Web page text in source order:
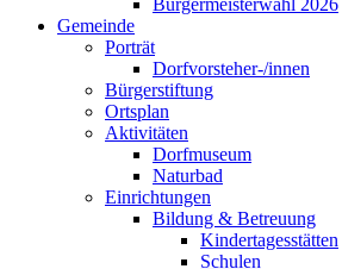
Gemeinde
Porträt
Dorfvorsteher-/innen
Bürgerstiftung
Ortsplan
Aktivitäten
Dorfmuseum
Naturbad
Einrichtungen
Bildung & Betreuung
Kindertagesstätten
Schulen